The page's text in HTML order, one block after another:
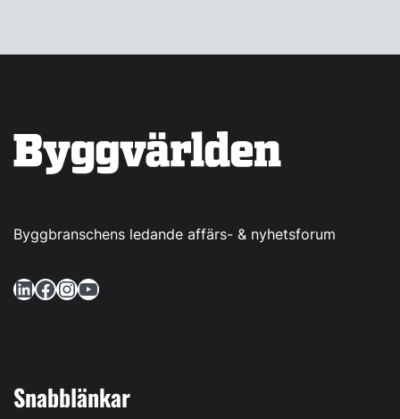
Byggbranschens ledande affärs- & nyhetsforum
LinkedIn Facebook InstagramYouTube
Snabblänkar